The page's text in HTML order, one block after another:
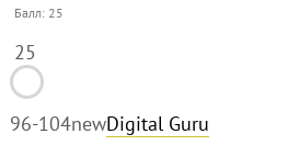
Балл: 25
25
96-104newDigital Guru